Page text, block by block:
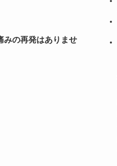
みの再発はありませ